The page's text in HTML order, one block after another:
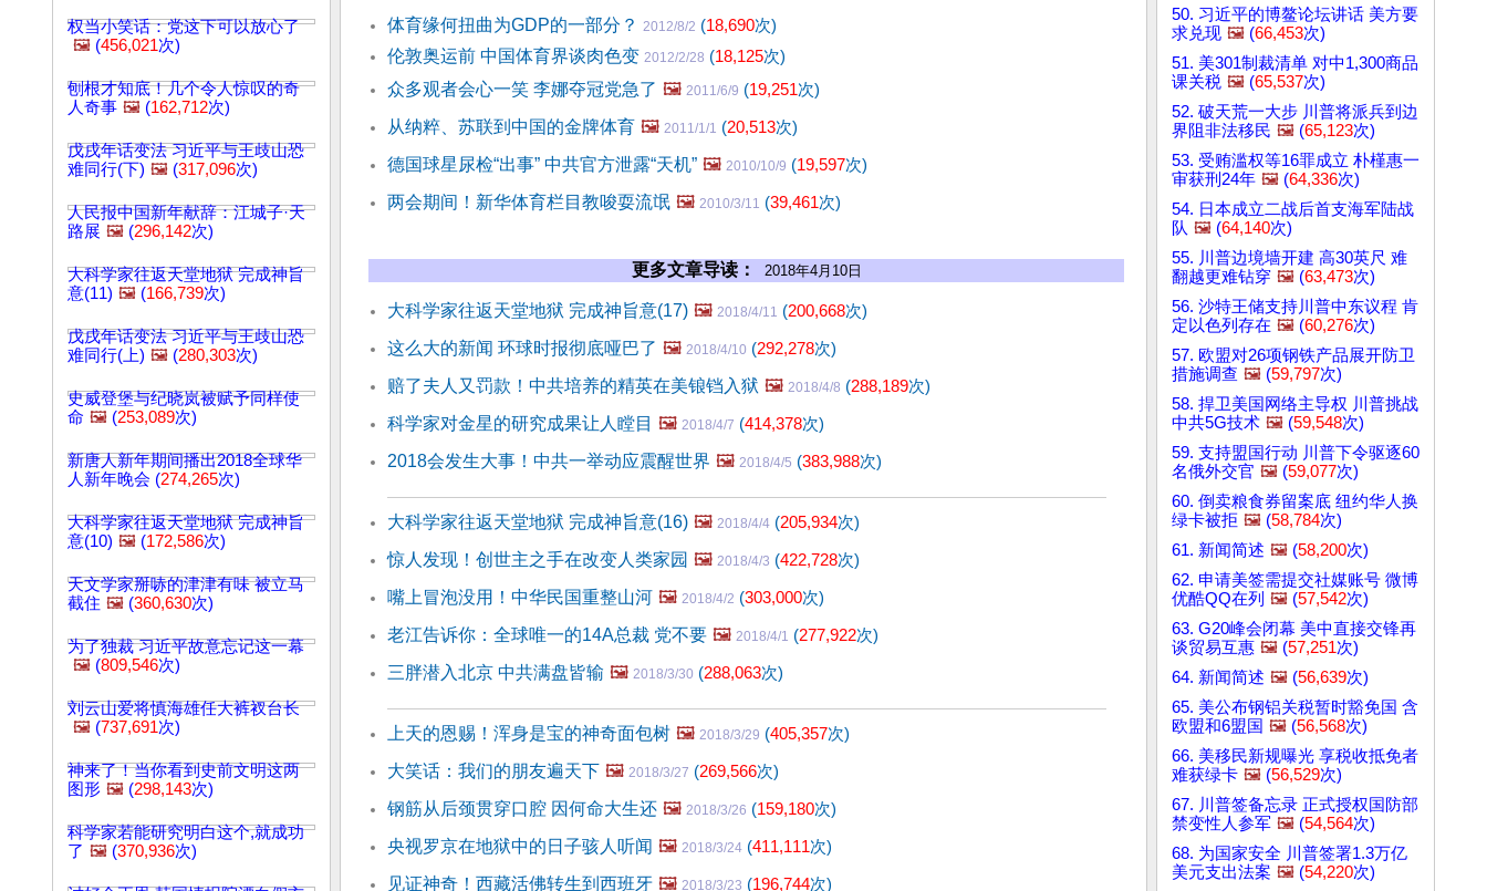
权当小笑话：党这下可以放心了
🖼️ (456,021次)
刨根才知底！几个令人惊叹的奇
人奇事 🖼️ (162,712次)
戊戌年话变法 习近平与王歧山恐
难同行(下) 🖼️ (317,096次)
人民报中国新年献辞：江城子·天
路展 🖼️ (296,142次)
大科学家往返天堂地狱 完成神旨
意(11) 🖼️ (166,739次)
戊戌年话变法 习近平与王歧山恐
难同行(上) 🖼️ (280,303次)
史威登堡与纪晓岚被赋予同样使
命 🖼️ (253,089次)
新唐人新年期间播出2018全球华
人新年晚会 (274,265次)
大科学家往返天堂地狱 完成神旨
意(10) 🖼️ (172,586次)
天文学家掰哧的津津有味 被立马
截住 🖼️ (360,630次)
为了独裁 习近平故意忘记这一幕
🖼️ (809,546次)
刘云山爱将慎海雄任大裤衩台长
🖼️ (737,691次)
神来了！当你看到史前文明这两
图形 🖼️ (298,143次)
科学家若能研究明白这个,就成功
了 🖼️ (370,936次)
体育缘何扭曲为GDP的一部分？ 2012/8/2 (18,690次)
伦敦奥运前 中国体育界谈肉色变 2012/2/28 (18,125次)
众多观者会心一笑 李娜夺冠党急了 🖼️ 2011/6/9 (19,251次)
从纳粹、苏联到中国的金牌体育 🖼️ 2011/1/1 (20,513次)
德国球星尿检“出事” 中共官方泄露“天机” 🖼️ 2010/10/9 (19,597次)
两会期间！新华体育栏目教唆耍流氓 🖼️ 2010/3/11 (39,461次)
更多文章导读： 2018年4月10日
大科学家往返天堂地狱 完成神旨意(17) 🖼️ 2018/4/11 (200,668次)
这么大的新闻 环球时报彻底哑巴了 🖼️ 2018/4/10 (292,278次)
赔了夫人又罚款！中共培养的精英在美锒铛入狱 🖼️ 2018/4/8 (288,189次)
科学家对金星的研究成果让人瞠目 🖼️ 2018/4/7 (414,378次)
2018会发生大事！中共一举动应震醒世界 🖼️ 2018/4/5 (383,988次)
大科学家往返天堂地狱 完成神旨意(16) 🖼️ 2018/4/4 (205,934次)
惊人发现！创世主之手在改变人类家园 🖼️ 2018/4/3 (422,728次)
嘴上冒泡没用！中华民国重整山河 🖼️ 2018/4/2 (303,000次)
老江告诉你：全球唯一的14A总裁 党不要 🖼️ 2018/4/1 (277,922次)
三胖潜入北京 中共满盘皆输 🖼️ 2018/3/30 (288,063次)
上天的恩赐！浑身是宝的神奇面包树 🖼️ 2018/3/29 (405,357次)
大笑话：我们的朋友遍天下 🖼️ 2018/3/27 (269,566次)
钢筋从后颈贯穿口腔 因何命大生还 🖼️ 2018/3/26 (159,180次)
央视罗京在地狱中的日子骇人听闻 🖼️ 2018/3/24 (411,111次)
见证神奇！西藏活佛转生到西班牙 🖼️ 2018/3/23 (196,744次)
50. 习近平的博鳌论坛讲话 美方要
求兑现 🖼️ (66,453次)
51. 美301制裁清单 对中1,300商品
课关税 🖼️ (65,537次)
52. 破天荒一大步 川普将派兵到边
界阻非法移民 🖼️ (65,123次)
53. 受贿滥权等16罪成立 朴槿惠一
审获刑24年 🖼️ (64,336次)
54. 日本成立二战后首支海军陆战
队 🖼️ (64,140次)
55. 川普边境墙开建 高30英尺 难
翻越更难钻穿 🖼️ (63,473次)
56. 沙特王储支持川普中东议程 肯
定以色列存在 🖼️ (60,276次)
57. 欧盟对26项钢铁产品展开防卫
措施调查 🖼️ (59,797次)
58. 捍卫美国网络主导权 川普挑战
中共5G技术 🖼️ (59,548次)
59. 支持盟国行动 川普下令驱逐60
名俄外交官 🖼️ (59,077次)
60. 倒卖粮食券留案底 纽约华人换
绿卡被拒 🖼️ (58,784次)
61. 新闻简述 🖼️ (58,200次)
62. 申请美签需提交社媒账号 微博
优酷QQ在列 🖼️ (57,542次)
63. G20峰会闭幕 美中直接交锋再
谈贸易互惠 🖼️ (57,251次)
64. 新闻简述 🖼️ (56,639次)
65. 美公布钢铝关税暂时豁免国 含
欧盟和6盟国 🖼️ (56,568次)
66. 美移民新规曝光 享税收抵免者
难获绿卡 🖼️ (56,529次)
67. 川普签备忘录 正式授权国防部
禁变性人参军 🖼️ (54,564次)
68. 为国家安全 川普签署1.3万亿
美元支出法案 🖼️ (54,220次)